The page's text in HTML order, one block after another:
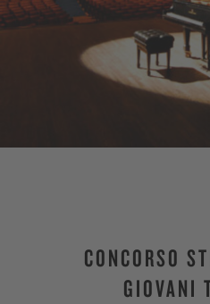
CONCORSO
GIOVANI